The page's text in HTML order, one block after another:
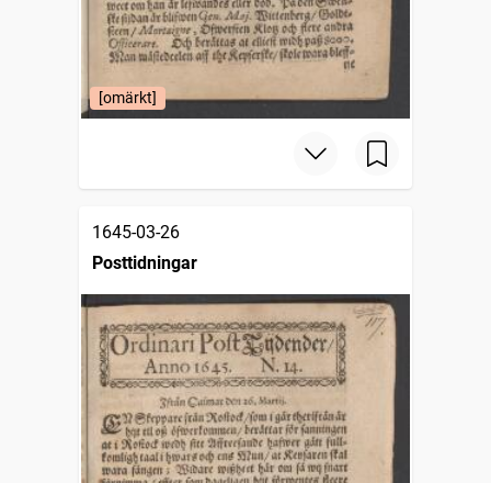
[omärkt]
1645-03-26
Posttidningar